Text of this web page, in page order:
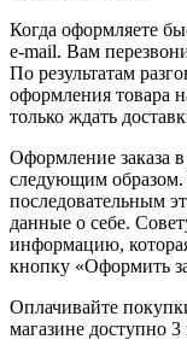
Когда оформляете
e-mail. Вам
По результатам
оформления товара
только ждать
Оформление заказа
следующим образом.
последовательным
данные о себе.
информацию,
кнопку «Оформить
Оплачивайте
магазине доступно